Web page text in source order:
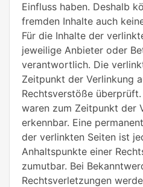
Einfluss haben. Deshalb
fremden Inhalte auch
Für die Inhalte der
jeweilige Anbieter oder
verantwortlich. Die
Zeitpunkt der Verlinkung
Rechtsverstöße
waren zum Zeitpunkt der
erkennbar. Eine
der verlinkten Seiten ist
Anhaltspunkte einer
zumutbar. Bei
Rechtsverletzungen